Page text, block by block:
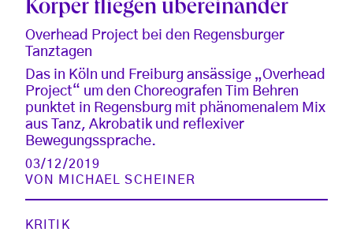
Körper fliegen übereinander
Overhead Project bei den Regensburger
Tanztagen
Das in Köln und Freiburg ansässige „Overhead
Project“ um den Choreografen Tim Behren
punktet in Regensburg mit phänomenalem Mix
aus Tanz, Akrobatik und reflexiver
Bewegungssprache.
03/12/2019
VON MICHAEL SCHEINER
KRITIK